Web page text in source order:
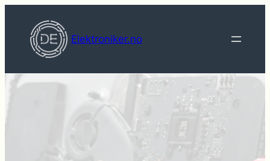
innhold
Elektroniker.no